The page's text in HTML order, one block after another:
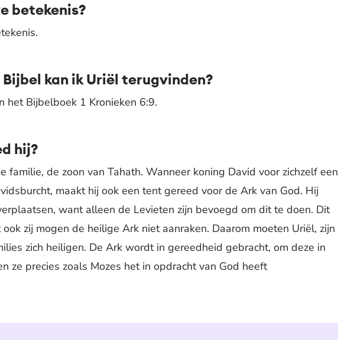
betekenis?
kan ik Uriël terugvinden?
het Bijbelboek 1 Kronieken 6:9.
hij?
familie, de zoon van Tahath. Wanneer koning David voor zichzelf een
maakt hij ook een tent gereed voor de Ark van God. Hij
want alleen de Levieten zijn bevoegd om dit te doen. Dit
zij mogen de heilige Ark niet aanraken. Daarom moeten Uriël, zijn
zich heiligen. De Ark wordt in gereedheid gebracht, om deze in
ze precies zoals Mozes het in opdracht van God heeft